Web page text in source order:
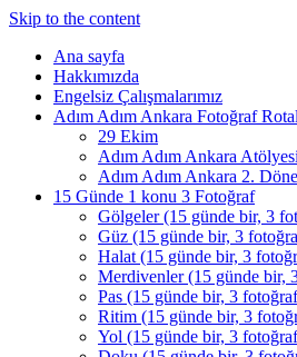
Skip to the content
Ana sayfa
Hakkımızda
Engelsiz Çalışmalarımız
Adım Adım Ankara Fotoğraf
29 Ekim
Adım Adım Ankara
Adım Adım Ankara 2.
15 Günde 1 konu 3 Fotoğraf
Gölgeler (15 günde bir, 3
Güz (15 günde bir, 3
Halat (15 günde bir, 3
Merdivenler (15 günde bir,
Pas (15 günde bir, 3
Ritim (15 günde bir, 3
Yol (15 günde bir, 3